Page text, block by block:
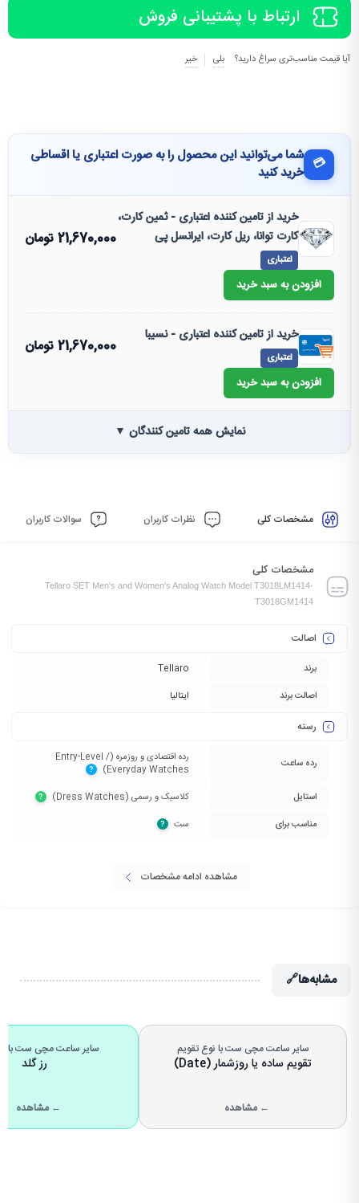
ارتباط با پشتیبانی فروش
آیا قیمت مناسب‌تری سراغ دارید؟ بلی خیر
💳 شما می‌توانید این محصول را به صورت اعتباری یا اقساطی
خرید کنید
خرید از تامین کننده اعتباری - ثمین کارت،
کارت توانا، ریل کارت، ایرانسل پی
اعتباری
21,670,000تومان
افزودن به سبد خرید
خرید از تامین کننده اعتباری - نسیبا
اعتباری
21,670,000تومان
افزودن به سبد خرید
نمایش همه تامین کنندگان ▼
مشخصات کلی نظرات کاربران سوالات کاربران
مشخصات کلی
Tellaro SET Men's and Women's Analog Watch Model T3018LM1414-
T3018GM1414
اصالت
برند
Tellaro
اصالت برند
ایتالیا
رسته
رده ساعت
رده اقتصادی و روزمره (Entry-Level /
Everyday Watches)‏
?
استایل کلاسیک و رسمی (Dress Watches)‏ ?
مناسب برای ست‏ ?
مشاهده ادامه مشخصات
مشابه‌ها🔗
سایر ساعت مچی ست با نوع تقویم
تقویم ساده یا روزشمار (Date)
← مشاهده
سایر ساعت مچی ست با
رز گلد
← مشاهده